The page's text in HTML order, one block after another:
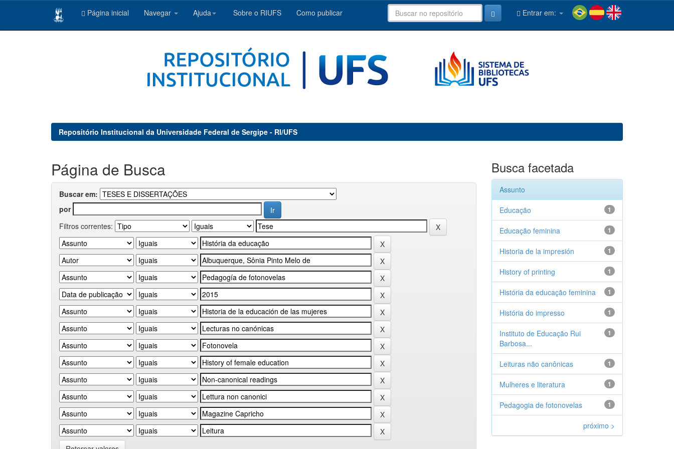
Página inicial Navegar Ajuda Sobre o RIUFS Como publicar Entrar em:
Repositório Institucional da Universidade Federal de Sergipe - RI/UFS
Página de Busca
Buscar em:
por
Filtros correntes:
Busca facetada
Assunto
1
Educação
1
Educação feminina
1
Historia de la impresión
1
History of printing
1
História da educação feminina
1
História do impresso
1
Instituto de Educação Rui
Barbosa...
1
Leituras não canônicas
1
Mulheres e literatura
1
Pedagogia de fotonovelas
próximo >